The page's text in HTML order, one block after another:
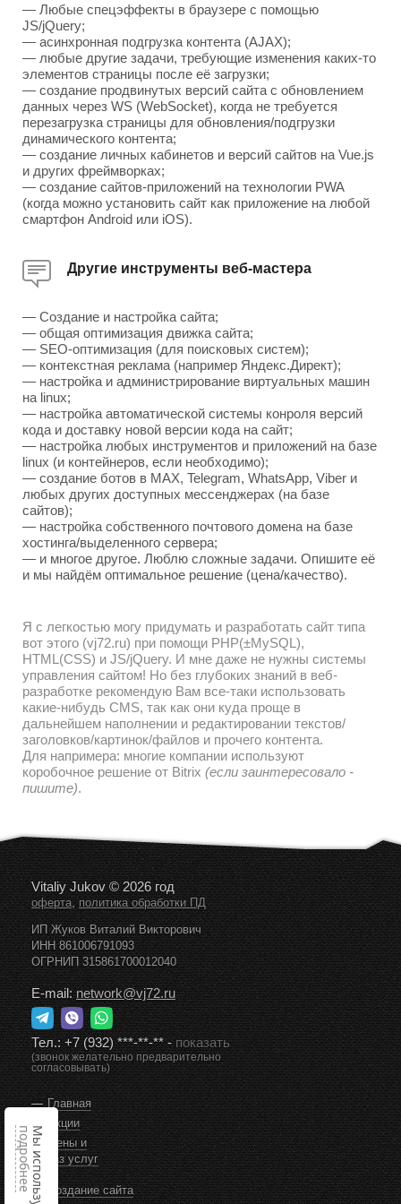
— Любые спецэффекты в браузере с помощью
JS/jQuery;
— асинхронная подгрузка контента (AJAX);
— любые другие задачи, требующие изменения каких-то
элементов страницы после её загрузки;
— создание продвинутых версий сайта с обновлением
данных через WS (WebSocket), когда не требуется
перезагрузка страницы для обновления/подгрузки
динамического контента;
— создание личных кабинетов и версий сайтов на Vue.js
и других фреймворках;
— создание сайтов-приложений на технологии PWA
(когда можно установить сайт как приложение на любой
смартфон Android или iOS).
Другие инструменты веб-мастера
— Создание и настройка сайта;
— общая оптимизация движка сайта;
— SEO-оптимизация (для поисковых систем);
— контекстная реклама (например Яндекс.Директ);
— настройка и администрирование виртуальных машин
на linux;
— настройка автоматической системы конроля версий
кода и доставку новой версии кода на сайт;
— настройка любых инструментов и приложений на базе
linux (и контейнеров, если необходимо);
— создание ботов в MAX, Telegram, WhatsApp, Viber и
любых других доступных мессенджерах (на базе
сайтов);
— настройка собственного почтового домена на базе
хостинга/выделенного сервера;
— и многое другое. Люблю сложные задачи. Опишите её
и мы найдём оптимальное решение (цена/качество).
Я с легкостью могу придумать и разработать сайт типа
вот этого (vj72.ru) при помощи PHP(±MySQL),
HTML(CSS) и JS/jQuery. И мне даже не нужны системы
управления сайтом! Но без глубоких знаний в веб-
разработке рекомендую Вам все-таки использовать
какие-нибудь CMS, так как они куда проще в
дальнейшем наполнении и редактировании текстов/
заголовков/картинок/файлов и прочего контента.
Для напримера: многие компании используют
коробочное решение от Bitrix (если заинтересовало -
пишите).
Vitaliy Jukov © 2026 год
оферта,политика обработки ПД
ИП Жуков Виталий Викторович
ИНН 861006791093
ОГРНИП 315861700012040
E-mail:network@vj72.ru
Тел.:+7 (932) ***-**-**-показать
(звонок желательно предварительно
согласовывать)
Главная
Акции
Цены и
заказ услуг
Создание сайта
подробнее